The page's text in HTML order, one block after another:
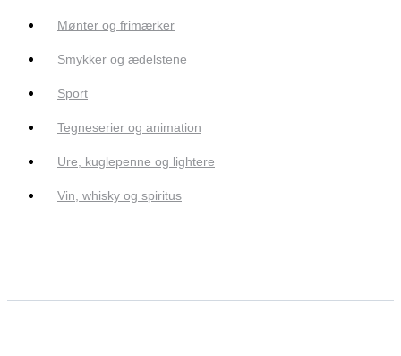
Mønter og frimærker
Smykker og ædelstene
Sport
Tegneserier og animation
Ure, kuglepenne og lightere
Vin, whisky og spiritus